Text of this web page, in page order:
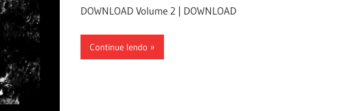
DOWNLOAD Volume 2 | DOWNLOAD
Continue lendo